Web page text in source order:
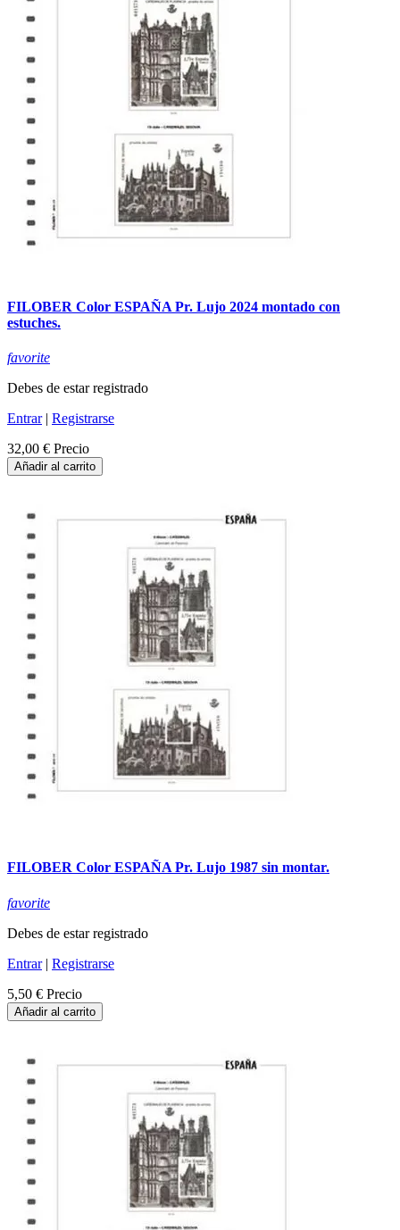
FILOBER Color ESPAÑA Pr. Lujo 2024 montado con
estuches.
favorite
Debes de estar registrado
Entrar| Registrarse
32,00 € Precio
Añadir al carrito
FILOBER Color ESPAÑA Pr. Lujo 1987 sin montar.
favorite
Debes de estar registrado
Entrar| Registrarse
5,50 € Precio
Añadir al carrito